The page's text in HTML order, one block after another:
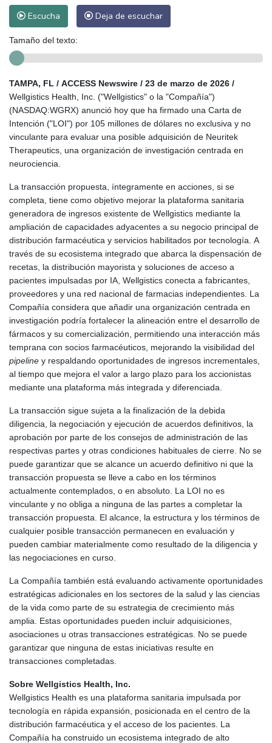
Escucha Deja de escuchar
Tamaño del texto:
TAMPA, FL / ACCESS Newswire / 23 de marzo de 2026 /
Wellgistics Health, Inc. ("Wellgistics" o la "Compañía")
(NASDAQ:WGRX) anunció hoy que ha firmado una Carta de
Intención ("LOI") por 105 millones de dólares no exclusiva y no
vinculante para evaluar una posible adquisición de Neuritek
Therapeutics, una organización de investigación centrada en
neurociencia.
La transacción propuesta, íntegramente en acciones, si se
completa, tiene como objetivo mejorar la plataforma sanitaria
generadora de ingresos existente de Wellgistics mediante la
ampliación de capacidades adyacentes a su negocio principal de
distribución farmacéutica y servicios habilitados por tecnología. A
través de su ecosistema integrado que abarca la dispensación de
recetas, la distribución mayorista y soluciones de acceso a
pacientes impulsadas por IA, Wellgistics conecta a fabricantes,
proveedores y una red nacional de farmacias independientes. La
Compañía considera que añadir una organización centrada en
investigación podría fortalecer la alineación entre el desarrollo de
fármacos y su comercialización, permitiendo una interacción más
temprana con socios farmacéuticos, mejorando la visibilidad del
pipeline y respaldando oportunidades de ingresos incrementales,
al tiempo que mejora el valor a largo plazo para los accionistas
mediante una plataforma más integrada y diferenciada.
La transacción sigue sujeta a la finalización de la debida
diligencia, la negociación y ejecución de acuerdos definitivos, la
aprobación por parte de los consejos de administración de las
respectivas partes y otras condiciones habituales de cierre. No se
puede garantizar que se alcance un acuerdo definitivo ni que la
transacción propuesta se lleve a cabo en los términos
actualmente contemplados, o en absoluto. La LOI no es
vinculante y no obliga a ninguna de las partes a completar la
transacción propuesta. El alcance, la estructura y los términos de
cualquier posible transacción permanecen en evaluación y
pueden cambiar materialmente como resultado de la diligencia y
las negociaciones en curso.
La Compañía también está evaluando activamente oportunidades
estratégicas adicionales en los sectores de la salud y las ciencias
de la vida como parte de su estrategia de crecimiento más
amplia. Estas oportunidades pueden incluir adquisiciones,
asociaciones u otras transacciones estratégicas. No se puede
garantizar que ninguna de estas iniciativas resulte en
transacciones completadas.
Sobre Wellgistics Health, Inc.
Wellgistics Health es una plataforma sanitaria impulsada por
tecnología en rápida expansión, posicionada en el centro de la
distribución farmacéutica y el acceso de los pacientes. La
Compañía ha construido un ecosistema integrado de alto